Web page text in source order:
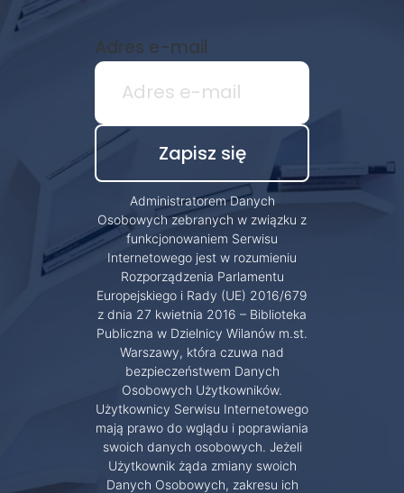
Adres e-mail
Administratorem Danych
Osobowych zebranych w związku z
funkcjonowaniem Serwisu
Internetowego jest w rozumieniu
Rozporządzenia Parlamentu
Europejskiego i Rady (UE) 2016/679
z dnia 27 kwietnia 2016 – Biblioteka
Publiczna w Dzielnicy Wilanów m.st.
Warszawy, która czuwa nad
bezpieczeństwem Danych
Osobowych Użytkowników.
Użytkownicy Serwisu Internetowego
mają prawo do wglądu i poprawiania
swoich danych osobowych. Jeżeli
Użytkownik żąda zmiany swoich
Danych Osobowych, zakresu ich